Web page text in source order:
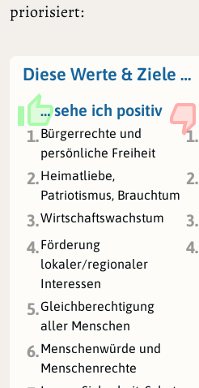
priorisiert:
Diese Werte & Ziele …
… sehe ich positiv
1.Bürgerrechte und
persönliche Freiheit
1.
2.Heimatliebe,
Patriotismus, Brauchtum
2.
3.Wirtschaftswachstum 3.
4.Förderung
lokaler/regionaler
Interessen
4.
5.Gleichberechtigung
aller Menschen
6.Menschenwürde und
Menschenrechte